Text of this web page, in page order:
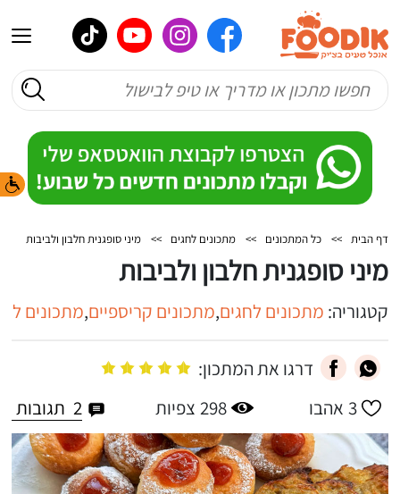
דף הבית >> כל המתכונים >> מתכונים לחגים >> מיני סופגנית חלבון ולביבות
מיני סופגנית חלבון ולביבות
קטגוריה: מתכונים לחגים,מתכונים קריספיים,מתכונים
דרגו את המתכון:
3 אהבו 298 צפיות 2 תגובות